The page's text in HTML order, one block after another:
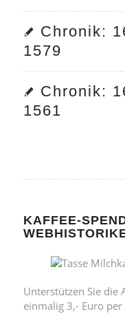
Chronik:
1579
Chronik:
1561
KAFFEE-
Unterstützen Sie die
einmalig 3,- Euro per